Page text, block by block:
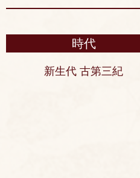
時代
新生代 古第三紀